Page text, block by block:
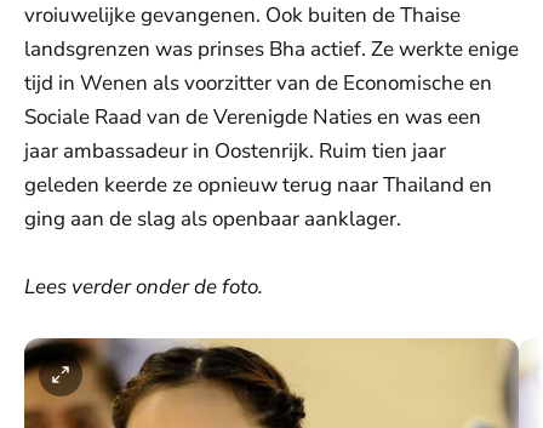
vroiuwelijke gevangenen. Ook buiten de Thaise
landsgrenzen was prinses Bha actief. Ze werkte enige
tijd in Wenen als voorzitter van de Economische en
Sociale Raad van de Verenigde Naties en was een
jaar ambassadeur in Oostenrijk. Ruim tien jaar
geleden keerde ze opnieuw terug naar Thailand en
ging aan de slag als openbaar aanklager.
Lees verder onder de foto.